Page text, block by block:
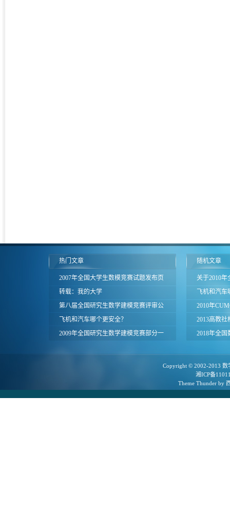
热门文章
2007年全国大学生数模竞赛试题发布页
面
转载：我的大学
第八届全国研究生数学建模竞赛评审公
告
飞机和汽车哪个更安全？
2009年全国研究生数学建模竞赛部分一
随机文章
关于2010
北赛区成
飞机和汽
2010年
赛题目
2013高教
颁奖仪式暨
2018年全
Copyright © 2002-2013 数
湘ICP备
Theme Thunderby